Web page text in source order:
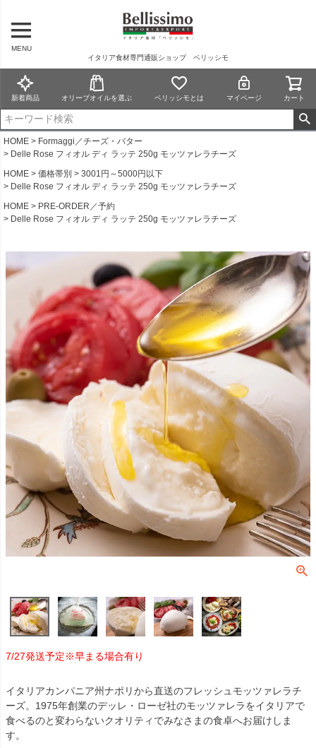
MENU
イタリア食材専門通販ショップ ベリッシモ
新着商品 オリーブオイルを選ぶ ベリッシモとは マイページ カート
HOME
Formaggi／チーズ・バター
Delle Rose フィオル ディ ラッテ 250g モッツァレラチーズ
HOME
価格帯別
3001円～5000円以下
Delle Rose フィオル ディ ラッテ 250g モッツァレラチーズ
HOME
PRE-ORDER／予約
Delle Rose フィオル ディ ラッテ 250g モッツァレラチーズ
7/27発送予定※早まる場合有り
イタリアカンパニア州ナポリから直送のフレッシュモッツァレラチ
ーズ。1975年創業のデッレ・ローゼ社のモッツァレラをイタリアで
食べるのと変わらないクオリティでみなさまの食卓へお届けしま
す。